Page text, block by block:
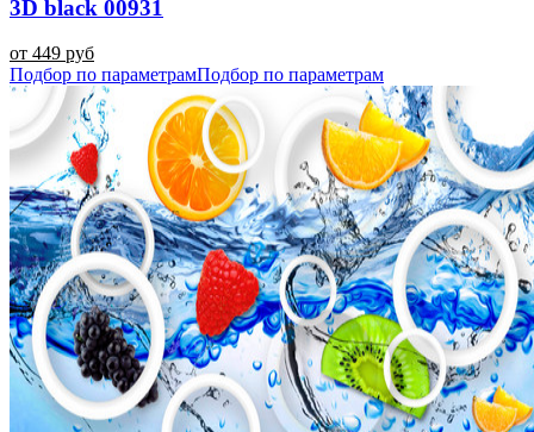
3D black 00931
от 449 руб
Подбор по параметрамПодбор по параметрам